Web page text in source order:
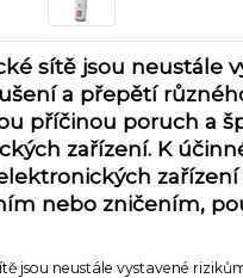
sítě jsou neustále
a přepětí
příčinou poruch a
zařízení. K
nebo zničením,
jsou neustále vystavené